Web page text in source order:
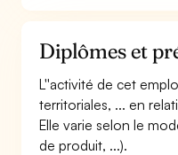
Diplômes et
L''activité de cet
territoriales, ... en
Elle varie selon le
de produit, ...).